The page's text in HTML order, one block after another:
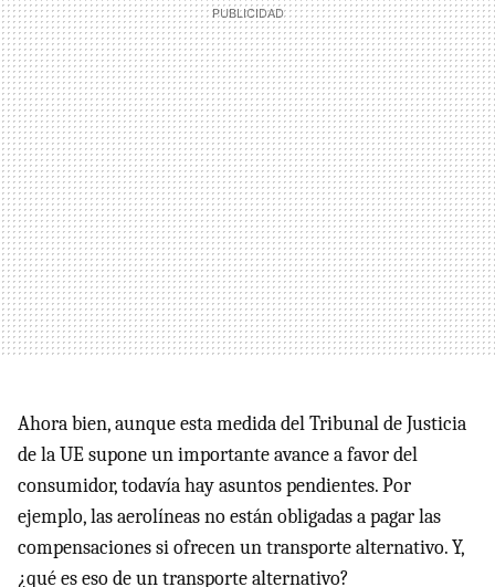
Ahora bien, aunque esta medida del Tribunal de Justicia
de la UE supone un importante avance a favor del
consumidor, todavía hay asuntos pendientes. Por
ejemplo, las aerolíneas no están obligadas a pagar las
compensaciones si ofrecen un transporte alternativo. Y,
¿qué es eso de un transporte alternativo?